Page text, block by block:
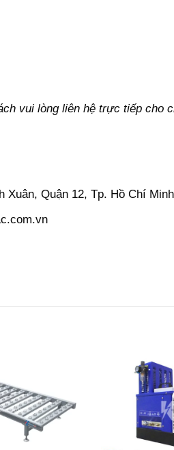
vui lòng liên hệ trực tiếp cho
Xuân, Quận 12, Tp. Hồ Chí Minh